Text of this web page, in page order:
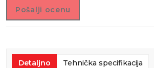
Pošalji ocenu
Detaljno Tehnička specifikacija